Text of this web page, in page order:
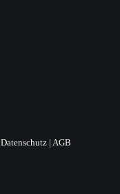
Datenschutz | AGB